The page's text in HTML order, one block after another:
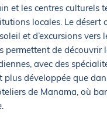
et les centres culturels
locales. Le
et d’excursions
permettent de découvrir
avec des
plus développée que
de Manama, où